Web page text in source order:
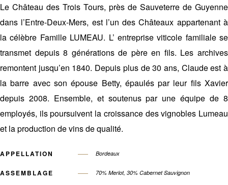
Le Château des Trois Tours, près de Sauveterre de Guyenne
dans l’Entre-Deux-Mers, est l’un des Châteaux appartenant à
la célèbre Famille LUMEAU. L’ entreprise viticole familiale se
transmet depuis 8 générations de père en fils. Les archives
remontent jusqu’en 1840. Depuis plus de 30 ans, Claude est à
la barre avec son épouse Betty, épaulés par leur fils Xavier
depuis 2008. Ensemble, et soutenus par une équipe de 8
employés, ils poursuivent la croissance des vignobles Lumeau
et la production de vins de qualité.
APPELLATION Bordeaux
ASSEMBLAGE 70% Merlot, 30% Cabernet Sauvignon